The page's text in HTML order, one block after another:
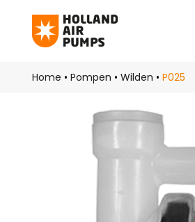
Home • Pompen • Wilden • P025